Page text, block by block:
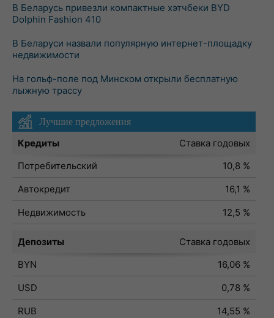
В Беларусь привезли компактные хэтчбеки BYD
Dolphin Fashion 410
В Беларуси назвали популярную интернет-площадку
недвижимости
На гольф-поле под Минском открыли бесплатную
лыжную трассу
Лучшие предложения
Кредиты
Ставка годовых
Потребительский
10,8 %
Автокредит
16,1 %
Недвижимость
12,5 %
Депозиты
Ставка годовых
BYN
16,06 %
USD
0,78 %
RUB
14,55 %